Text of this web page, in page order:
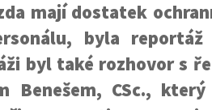
mají dostatek
byla
byl také rozhovor s
Benešem, CSc.,